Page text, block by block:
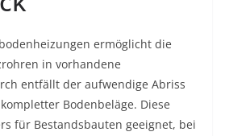
ermöglicht die
in vorhandene
entfällt der aufwendige Abriss
Bodenbeläge. Diese
für Bestandsbauten geeignet, bei